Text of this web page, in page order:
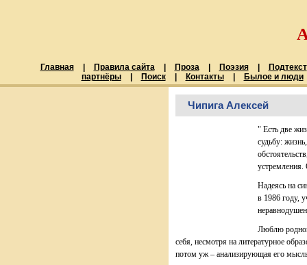
Главная Правила сайта Проза Поэзия
Подтекст
партнёры
Поиск Контакты Былое и люди
Чипига Алексей
" Есть две
судьбу:
Надеясь на
в 1986 году,
Люблю
себя, несмотря на литературное
потом уж – анализирующая его